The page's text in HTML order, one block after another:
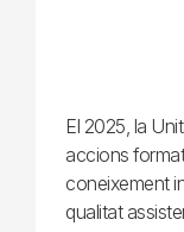
El 2025, la
accions
coneixement
qualitat